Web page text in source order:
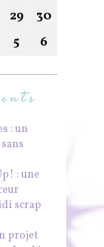
29
30
5 6
: un
: une
scrap
projet